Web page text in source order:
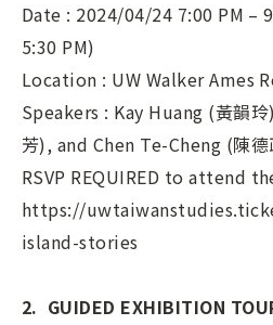
Date : 2024/04/24 7:00 PM –
5:30 PM)
Location : UW Walker Ames
Speakers : Kay Huang (黃韻
芳), and Chen Te-Cheng (陳德
RSVP REQUIRED to attend
https://
island-stories
2. GUIDED EXHIBITION